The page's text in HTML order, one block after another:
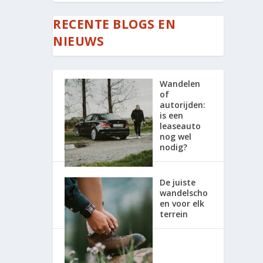
RECENTE BLOGS EN
NIEUWS
Wandelen
of
autorijden:
is een
leaseauto
nog wel
nodig?
De juiste
wandelscho
en voor elk
terrein